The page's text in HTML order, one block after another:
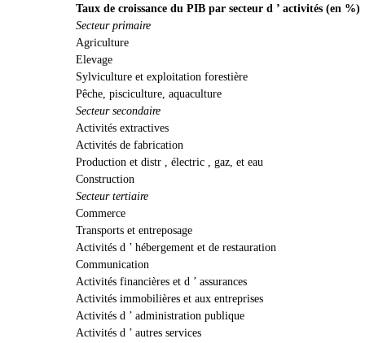
Taux de croissance du PIB par secteur d ’ activités (en %)
Secteur primaire
Agriculture
Elevage
Sylviculture et exploitation forestière
Pêche, pisciculture, aquaculture
Secteur secondaire
Activités extractives
Activités de fabrication
Production et distr , électric , gaz, et eau
Construction
Secteur tertiaire
Commerce
Transports et entreposage
Activités d ’ hébergement et de restauration
Communication
Activités financières et d ’ assurances
Activités immobilières et aux entreprises
Activités d ’ administration publique
Activités d ’ autres services